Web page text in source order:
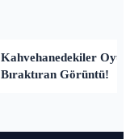
Kahvehanedekiler
Bıraktıran Görüntü!